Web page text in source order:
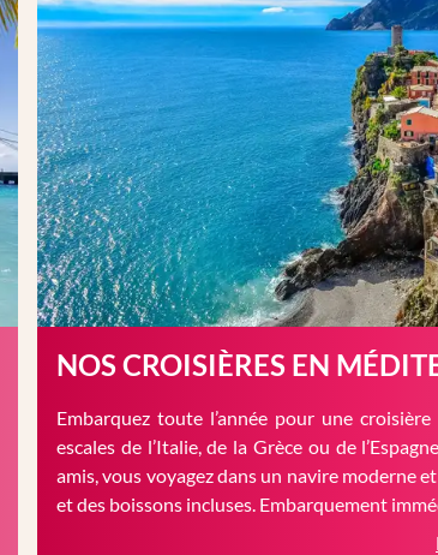
NOS CROISIÈRES EN
Embarquez toute l’année pour une
escales de l’Italie, de la Grèce ou de
amis, vous voyagez dans un navire moderne
et des boissons incluses. Embarquement